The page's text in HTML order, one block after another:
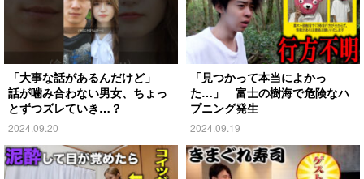
「大事な話があるんだけど」
話が噛み合わない男女、ちょっ
とずつズレていき…？
2024.09.20
「見つかって本当によかっ
た…」 富士の樹海で危険なハ
プニング発生
2024.09.19